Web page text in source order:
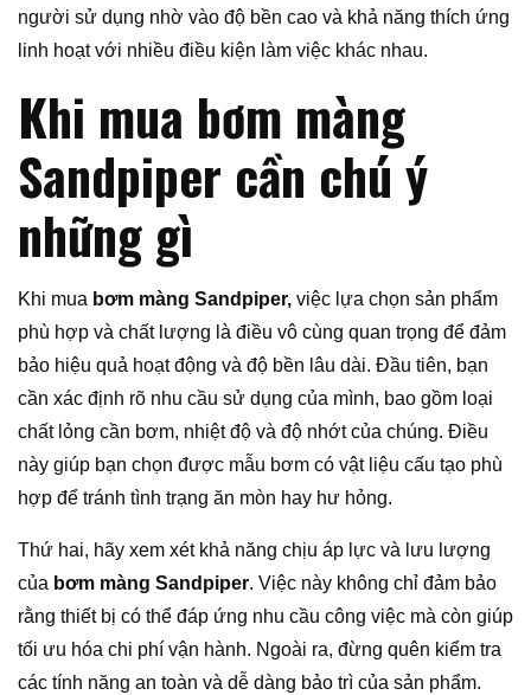
người sử dụng nhờ vào độ bền cao và khả năng thích ứng
linh hoạt với nhiều điều kiện làm việc khác nhau.
Khi mua bơm màng
Sandpiper cần chú ý
những gì
Khi mua bơm màng Sandpiper, việc lựa chọn sản phẩm
phù hợp và chất lượng là điều vô cùng quan trọng để đảm
bảo hiệu quả hoạt động và độ bền lâu dài. Đầu tiên, bạn
cần xác định rõ nhu cầu sử dụng của mình, bao gồm loại
chất lỏng cần bơm, nhiệt độ và độ nhớt của chúng. Điều
này giúp bạn chọn được mẫu bơm có vật liệu cấu tạo phù
hợp để tránh tình trạng ăn mòn hay hư hỏng.
Thứ hai, hãy xem xét khả năng chịu áp lực và lưu lượng
của bơm màng Sandpiper. Việc này không chỉ đảm bảo
rằng thiết bị có thể đáp ứng nhu cầu công việc mà còn giúp
tối ưu hóa chi phí vận hành. Ngoài ra, đừng quên kiểm tra
các tính năng an toàn và dễ dàng bảo trì của sản phẩm.